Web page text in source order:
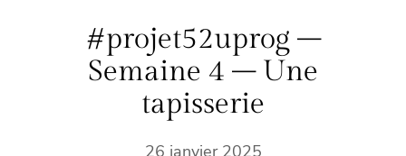
#projet52uprog –
Semaine 4 – Une
tapisserie